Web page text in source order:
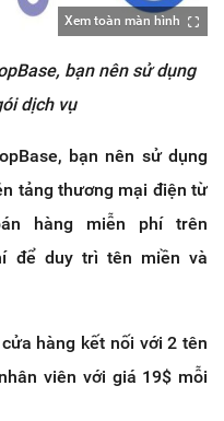
Xem toàn màn hình
bạn nên sử dụng
dịch vụ
bạn nên sử dụng
tảng thương mại điện từ
hàng miễn phí trên
để duy trì tên miền và
hàng kết nối với 2 tên
viên với giá 19$ mỗi